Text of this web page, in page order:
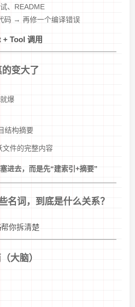
、README
码 → 再修一个编译错误
+ Tool 调用
变大了
爆
结构摘要
文件的完整内容
进去，而是先“建索引+摘要”
名词，到底是什么关系？
帮你拆清楚
大脑）